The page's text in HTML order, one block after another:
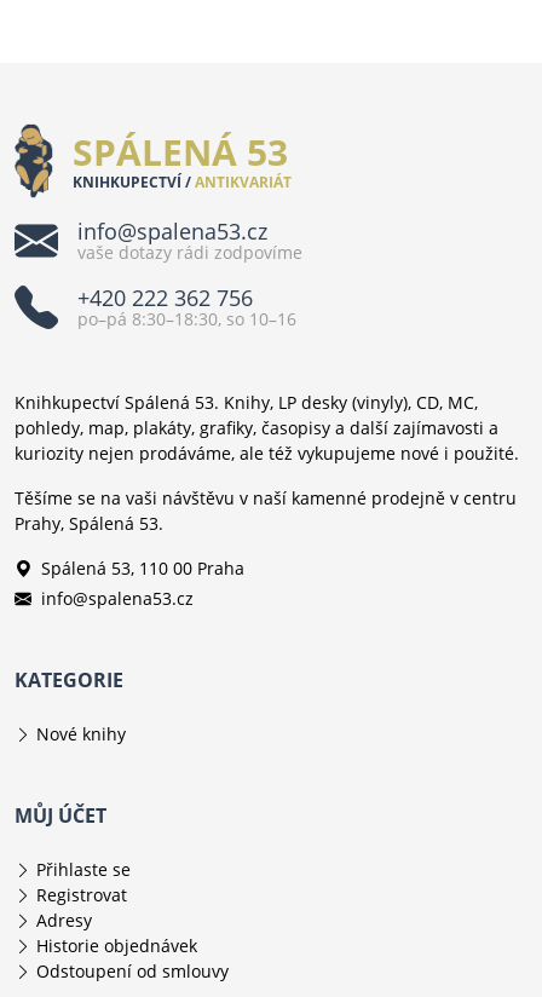
SPÁLENÁ 53
KNIHKUPECTVÍ /ANTIKVARIÁT
info@spalena53.cz
vaše dotazy rádi zodpovíme
+420 222 362 756
po–pá 8:30–18:30, so 10–16
Knihkupectví Spálená 53. Knihy, LP desky (vinyly), CD, MC,
pohledy, map, plakáty, grafiky, časopisy a další zajímavosti a
kuriozity nejen prodáváme, ale též vykupujeme nové i použité.
Těšíme se na vaši návštěvu v naší kamenné prodejně v centru
Prahy, Spálená 53.
Spálená 53, 110 00 Praha
info@spalena53.cz
KATEGORIE
Nové knihy
MŮJ ÚČET
Přihlaste se
Registrovat
Adresy
Historie objednávek
Odstoupení od smlouvy